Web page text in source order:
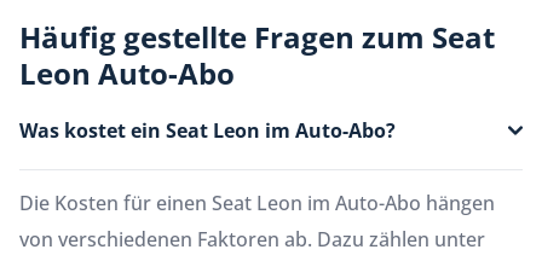
Häufig gestellte Fragen zum Seat
Leon Auto-Abo
Was kostet ein Seat Leon im Auto-Abo?
Die Kosten für einen Seat Leon im Auto-Abo hängen
von verschiedenen Faktoren ab. Dazu zählen unter